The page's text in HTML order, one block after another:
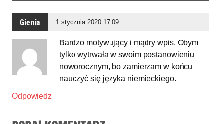
Gienia 1 stycznia 2020 17:09
Bardzo motywujący i mądry wpis. Obym
tylko wytrwała w swoim postanowieniu
noworocznym, bo zamierzam w końcu
nauczyć się języka niemieckiego.
Odpowiedz